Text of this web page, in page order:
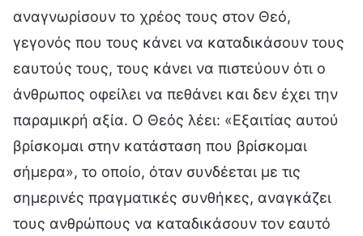
αναγνωρίσουν το χρέος τους στον Θεό,
γεγονός που τους κάνει να καταδικάσουν τους
εαυτούς τους, τους κάνει να πιστεύουν ότι ο
άνθρωπος οφείλει να πεθάνει και δεν έχει την
παραμικρή αξία. Ο Θεός λέει: «Εξαιτίας αυτού
βρίσκομαι στην κατάσταση που βρίσκομαι
σήμερα», το οποίο, όταν συνδέεται με τις
σημερινές πραγματικές συνθήκες, αναγκάζει
τους ανθρώπους να καταδικάσουν τον εαυτό